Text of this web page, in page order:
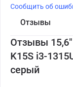
Сообщить об
Отзывы
Отзывы 15,6"
K15S i3-
серый